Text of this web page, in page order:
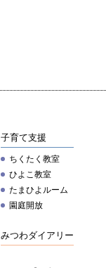
子育て支援
ちくたく教室
ひよこ教室
たまひよルーム
園庭開放
みつわダイアリー